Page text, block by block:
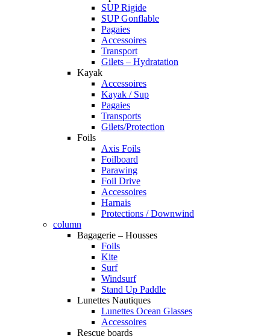
SUP Rigide
SUP Gonflable
Pagaies
Accessoires
Transport
Gilets – Hydratation
Kayak
Accessoires
Kayak / Sup
Pagaies
Transports
Gilets/Protection
Foils
Axis Foils
Foilboard
Parawing
Foil Drive
Accessoires
Harnais
Protections / Downwind
column
Bagagerie – Housses
Foils
Kite
Surf
Windsurf
Stand Up Paddle
Lunettes Nautiques
Lunettes Ocean Glasses
Accessoires
Rescue boards